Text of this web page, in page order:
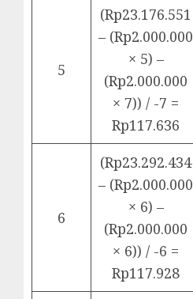
5
(Rp23.176.551
– (Rp2.000.000
× 5) –
(Rp2.000.000
× 7)) / -7 =
Rp117.636
6
(Rp23.292.434
– (Rp2.000.000
× 6) –
(Rp2.000.000
× 6)) / -6 =
Rp117.928